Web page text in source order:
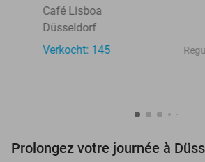
Café Lisboa
Düsseldorf
Verkocht: 145
Prolongez votre journée à